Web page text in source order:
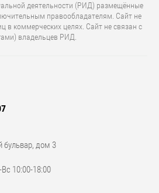
деятельности (РИД) размещённые
правообладателям. Сайт не
в коммерческих целях. Сайт не связан с
владельцев РИД.
бульвар, дом 3
10:00-18:00